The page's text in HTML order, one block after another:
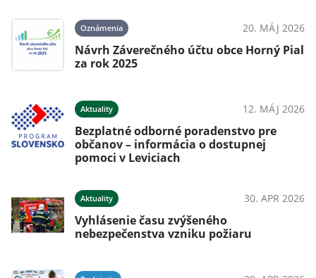
Oznámenia 20. MÁJ 2026
Návrh Záverečného účtu obce Horný Pial
za rok 2025
Aktuality 12. MÁJ 2026
Bezplatné odborné poradenstvo pre
občanov – informácia o dostupnej
pomoci v Leviciach
Aktuality 30. APR 2026
Vyhlásenie času zvýšeného
nebezpečenstva vzniku požiaru